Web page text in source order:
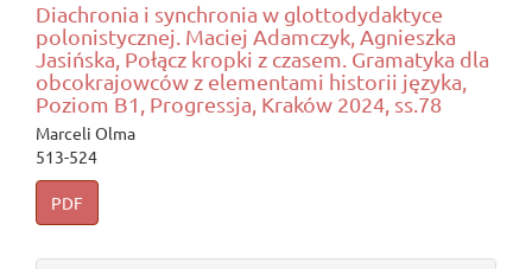
Diachronia i synchronia w glottodydaktyce
polonistycznej. Maciej Adamczyk, Agnieszka
Jasińska, Połącz kropki z czasem. Gramatyka dla
obcokrajowców z elementami historii języka,
Poziom B1, Progressja, Kraków 2024, ss.78
Marceli Olma
513-524
PDF